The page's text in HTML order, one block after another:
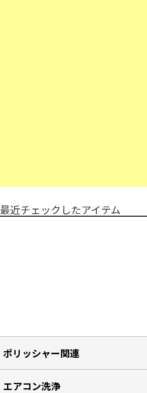
最近チェックしたアイテム
ポリッシャー関連
エアコン洗浄